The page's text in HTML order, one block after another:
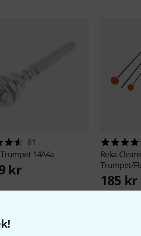
81
Trumpet 14A4a
kr
Reka
Trumpet/
185 kr